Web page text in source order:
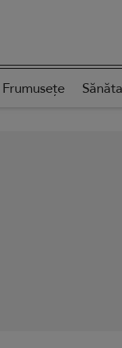
Frumusețe